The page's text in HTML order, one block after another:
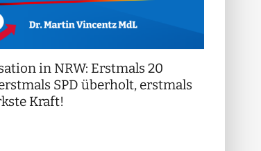
in NRW: Erstmals 20
SPD überholt, erstmals
Kraft!